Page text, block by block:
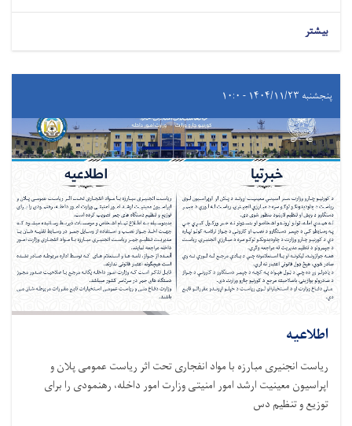
بیشتر
پنجشنبه ۱۴۰۴/۱۱/۲۳ - ۱۰:۰
اطلاعیه
ریاست انجنیری مبارزه با مواد انفجاری تحت اثر ریاست عمومی پلان و
اپراسیون معینیت ارشد امور امنیتی وزارت امور داخله، رهنمودی را برای
توزیع و تنظیم دس